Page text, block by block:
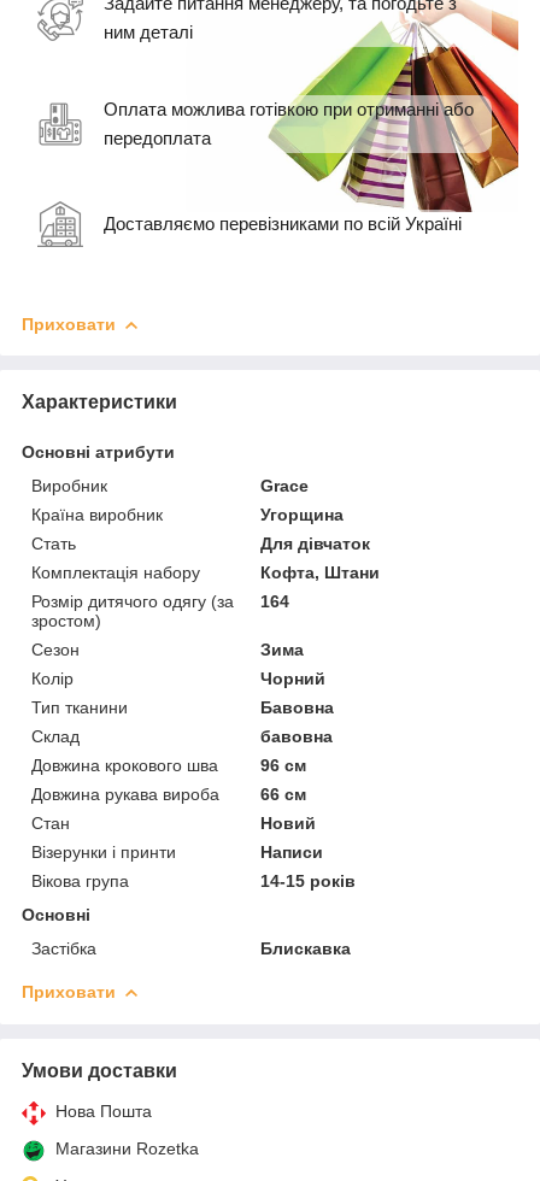
ним деталі
Оплата можлива готівкою при отриманні або
передоплата
Доставляємо перевізниками по всій Україні
Приховати
Характеристики
Основні атрибути
Виробник
Grace
Країна виробник
Угорщина
Стать
Для дівчаток
Комплектація набору
Кофта, Штани
Розмір дитячого одягу (за
зростом)
164
Сезон
Зима
Колір
Чорний
Тип тканини
Бавовна
Склад
бавовна
Довжина крокового шва
96 см
Довжина рукава вироба
66 см
Стан
Новий
Візерунки і принти
Написи
Вікова група
14-15 років
Основні
Застібка
Блискавка
Приховати
Умови доставки
Нова Пошта
Магазини Rozetka